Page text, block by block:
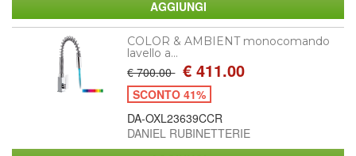
COLOR & AMBIENT monocomando
lavello a...
€ 700.00 € 411.00
SCONTO 41%
DA-OXL23639CCR
DANIEL RUBINETTERIE